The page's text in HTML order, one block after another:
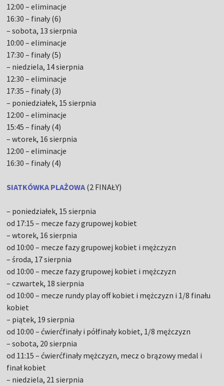
12:00 – eliminacje
16:30 – finały (6)
– sobota, 13 sierpnia
10:00 – eliminacje
17:30 – finały (5)
– niedziela, 14 sierpnia
12:30 – eliminacje
17:35 – finały (3)
– poniedziałek, 15 sierpnia
12:00 – eliminacje
15:45 – finały (4)
– wtorek, 16 sierpnia
12:00 – eliminacje
16:30 – finały (4)
SIATKÓWKA PLAŻOWA (2 FINAŁY)
– poniedziałek, 15 sierpnia
od 17:15 – mecze fazy grupowej kobiet
– wtorek, 16 sierpnia
od 10:00 – mecze fazy grupowej kobiet i mężczyzn
– środa, 17 sierpnia
od 10:00 – mecze fazy grupowej kobiet i mężczyzn
– czwartek, 18 sierpnia
od 10:00 – mecze rundy play off kobiet i mężczyzn i 1/8 finału
kobiet
– piątek, 19 sierpnia
od 10:00 – ćwierćfinały i półfinały kobiet, 1/8 mężczyzn
– sobota, 20 sierpnia
od 11:15 – ćwierćfinały mężczyzn, mecz o brązowy medal i
finał kobiet
– niedziela, 21 sierpnia